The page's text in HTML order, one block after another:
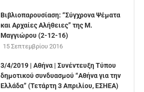
Βιβλιοπαρουσίαση: “Σύγχρονα Ψέματα
και Αρχαίες Αλήθειες” της Μ.
Μαγγιώρου (2-12-16)
15 Σεπτεμβρίου 2016
3/4/2019 | Αθήνα | Συνέντευξη Τύπου
δημοτικού συνδυασμού “Αθήνα για την
Ελλάδα” (Τετάρτη 3 Απριλίου, ΕΣΗΕΑ)